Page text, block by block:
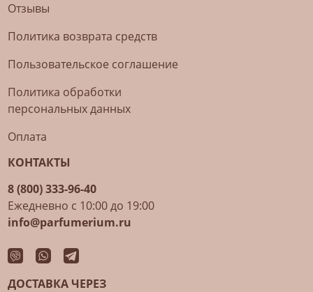
Отзывы
Политика возврата средств
Пользовательское соглашение
Политика обработки
персональных данных
Оплата
КОНТАКТЫ
8 (800) 333-96-40
Ежедневно с 10:00 до 19:00
info@parfumerium.ru
ДОСТАВКА ЧЕРЕЗ